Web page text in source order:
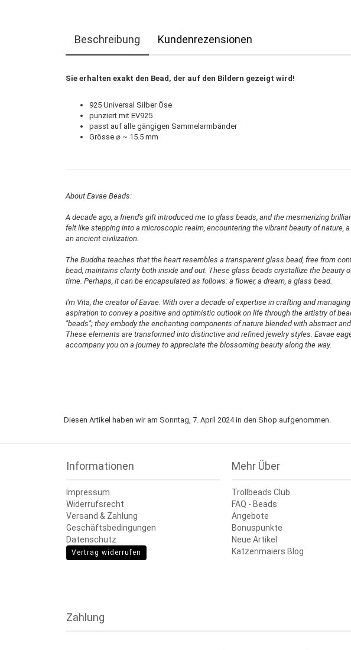
Beschreibung Kundenrezensionen
Sie erhalten exakt den Bead, der auf den Bildern gezeigt wird!
925 Universal Silber Öse
punziert mit EV925
passt auf alle gängigen Sammelarmbänder
Grösse ⌀ ~ 15.5 mm
About Eavae Beads:
A decade ago, a friend's gift introduced me to glass beads, and the mesmerizing
felt like stepping into a microscopic realm, encountering the vibrant beauty of nature,
an ancient civilization.
The Buddha teaches that the heart resembles a transparent glass bead, free from
bead, maintains clarity both inside and out. These glass beads crystallize the beauty
time. Perhaps, it can be encapsulated as follows: a flower, a dream, a glass bead.
I'm Vita, the creator of Eavae. With over a decade of expertise in crafting and
aspiration to convey a positive and optimistic outlook on life through the artistry of
"beads"; they embody the enchanting components of nature blended with abstract
These elements are transformed into distinctive and refined jewelry styles. Eavae
accompany you on a journey to appreciate the blossoming beauty along the way.
Diesen Artikel haben wir am Sonntag, 7. April 2024 in den Shop aufgenommen.
Informationen
Impressum
Widerrufsrecht
Versand & Zahlung
Geschäftsbedingungen
Datenschutz
Vertrag widerrufen
Mehr Über
Trollbeads Club
FAQ - Beads
Angebote
Bonuspunkte
Neue Artikel
Katzenmaiers Blog
Zahlung